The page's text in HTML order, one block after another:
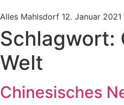
Alles Mahlsdorf 12. Januar 2021
Schlagwort:
Welt
Chinesisches